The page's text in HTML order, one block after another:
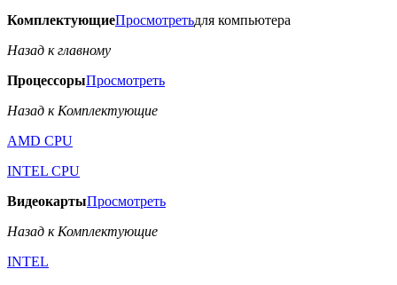
КомплектующиеПросмотретьдля компьютера
Назад к главному
ПроцессорыПросмотреть
Назад к Комплектующие
AMD CPU
INTEL CPU
ВидеокартыПросмотреть
Назад к Комплектующие
INTEL